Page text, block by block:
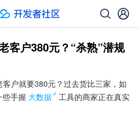
客户380元？“杀熟”潜规
户就要380元？过去货比三家，如
些手握 大数据
工具的商家正在真实